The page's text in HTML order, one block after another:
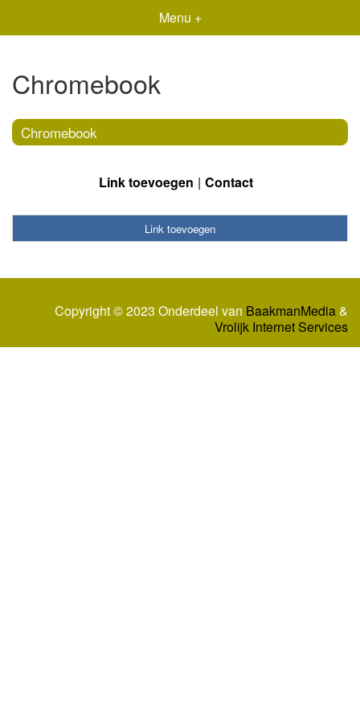
Menu +
Chromebook
Chromebook
Link toevoegen Contact
Link toevoegen
Copyright © 2023 Onderdeel van BaakmanMedia&
Vrolijk Internet Services